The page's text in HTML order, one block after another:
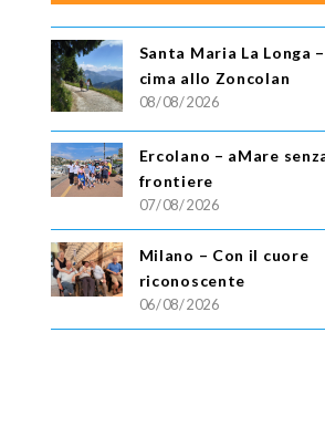
Santa Maria La Longa
cima allo Zoncolan
08/08/2026
Ercolano – aMare
frontiere
07/08/2026
Milano – Con il cuore
riconoscente
06/08/2026